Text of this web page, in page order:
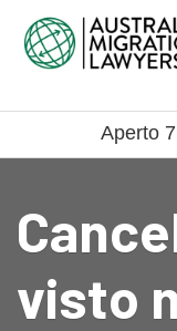
Aperto
visto